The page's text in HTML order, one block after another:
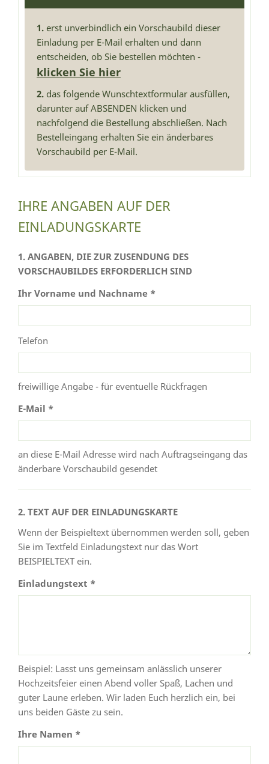
1. erst unverbindlich ein Vorschaubild dieser
Einladung per E-Mail erhalten und dann
entscheiden, ob Sie bestellen möchten -
klicken Sie hier
2. das folgende Wunschtextformular ausfüllen,
darunter auf ABSENDEN klicken und
nachfolgend die Bestellung abschließen. Nach
Bestelleingang erhalten Sie ein änderbares
Vorschaubild per E-Mail.
IHRE ANGABEN AUF DER
EINLADUNGSKARTE
1. ANGABEN, DIE ZUR ZUSENDUNG DES
VORSCHAUBILDES ERFORDERLICH SIND
Ihr Vorname und Nachname *
Telefon
freiwillige Angabe - für eventuelle Rückfragen
E-Mail *
an diese E-Mail Adresse wird nach Auftragseingang das
änderbare Vorschaubild gesendet
2. TEXT AUF DER EINLADUNGSKARTE
Wenn der Beispieltext übernommen werden soll, geben
Sie im Textfeld Einladungstext nur das Wort
BEISPIELTEXT ein.
Einladungstext *
Beispiel: Lasst uns gemeinsam anlässlich unserer
Hochzeitsfeier einen Abend voller Spaß, Lachen und
guter Laune erleben. Wir laden Euch herzlich ein, bei
uns beiden Gäste zu sein.
Ihre Namen *